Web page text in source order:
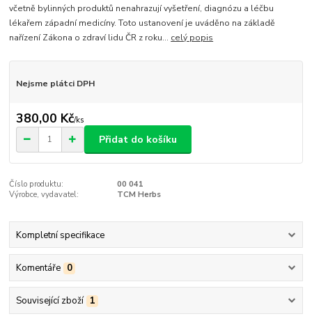
včetně bylinných produktů nenahrazují vyšetření, diagnózu a léčbu
lékařem západní medicíny. Toto ustanovení je uváděno na základě
nařízení Zákona o zdraví lidu ČR z roku... celý popis
Nejsme plátci DPH
380,00 Kč/ks
Přidat do košíku
Číslo produktu:
00 041
Výrobce, vydavatel:
TCM Herbs
Kompletní specifikace
Komentáře 0
Související zboží 1